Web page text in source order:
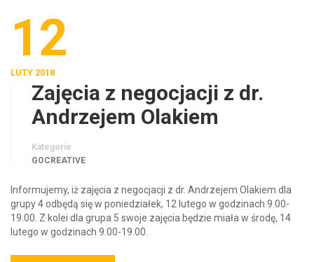
12
LUTY 2018
Zajęcia z negocjacji z dr.
Andrzejem Olakiem
Kategorie
GOCREATIVE
Informujemy, iż zajęcia z negocjacji z dr. Andrzejem Olakiem dla
grupy 4 odbędą się w poniedziałek, 12 lutego w godzinach 9.00-
19.00. Z kolei dla grupa 5 swoje zajęcia będzie miała w środę, 14
lutego w godzinach 9.00-19.00.